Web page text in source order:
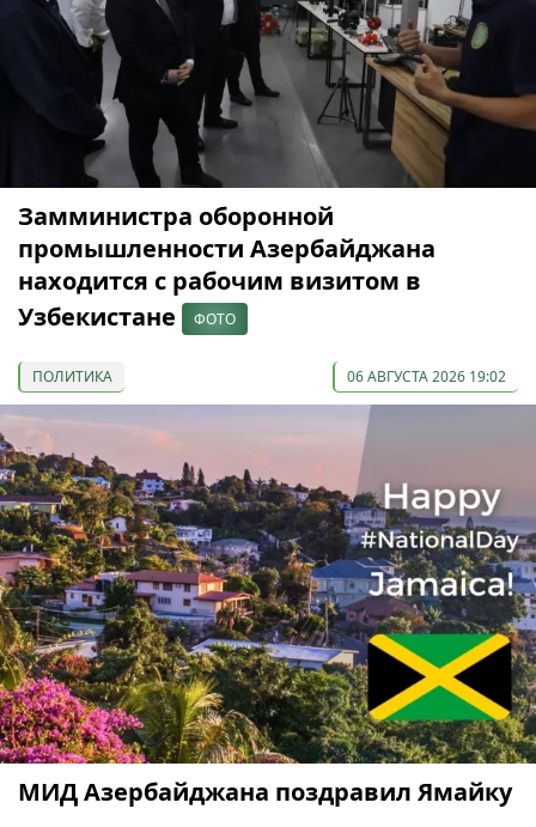
Замминистра оборонной
промышленности Азербайджана
находится с рабочим визитом в
Узбекистане
ФОТО
ПОЛИТИКА 06 АВГУСТА 2026 19:02
МИД Азербайджана поздравил Ямайку